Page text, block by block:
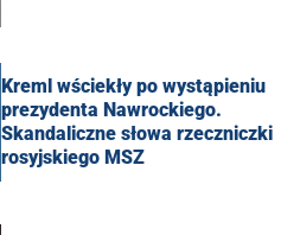
Kreml wściekły po wystąpieniu
prezydenta Nawrockiego.
Skandaliczne słowa rzeczniczki
rosyjskiego MSZ